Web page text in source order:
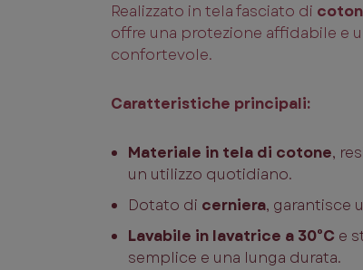
Realizzato in tela fasciato di
offre una protezione affidabile e
confortevole.
Caratteristiche principali:
Materiale in tela di cotone,
un utilizzo quotidiano.
Dotato di cerniera, garantisce
Lavabile in lavatrice a 30°C e
semplice e una lunga durata.